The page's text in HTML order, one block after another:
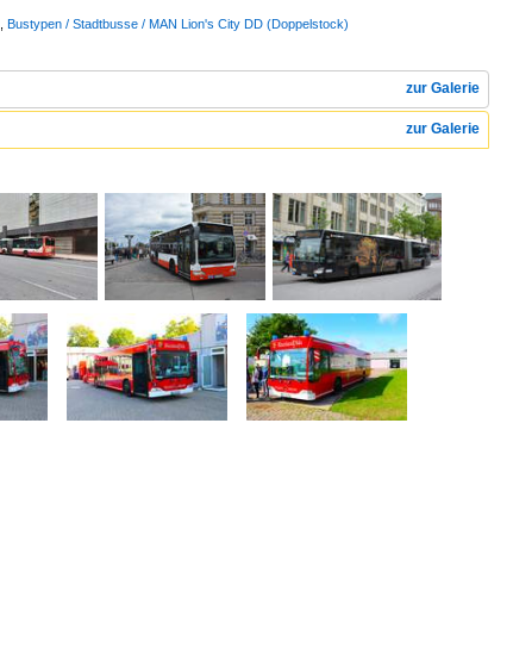
Bustypen / Stadtbusse / MAN Lion's City DD (Doppelstock)
zur Galerie
zur Galerie